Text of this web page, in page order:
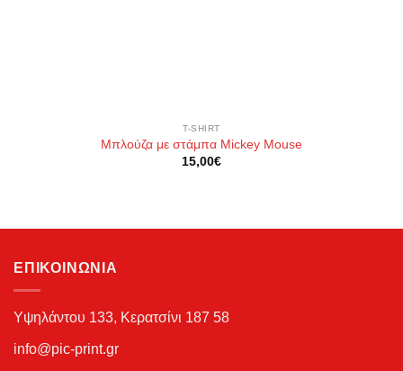
T-SHIRT
Μπλούζα με στάμπα Mickey Mouse
15,00€
ΕΠΙΚΟΙΝΩΝΊΑ
Υψηλάντου 133, Κερατσίνι 187 58
info@pic-print.gr